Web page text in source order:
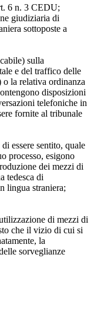
6 n. 3 CEDU;
giudiziaria di
sottoposte a
sulla
e del traffico delle
o la relativa ordinanza
disposizioni
telefoniche in
fornite al tribunale
essere sentito, quale
processo, esigono
dei mezzi di
tedesca di
lingua straniera;
di mezzi di
che il vizio di cui si
la
sorveglianze